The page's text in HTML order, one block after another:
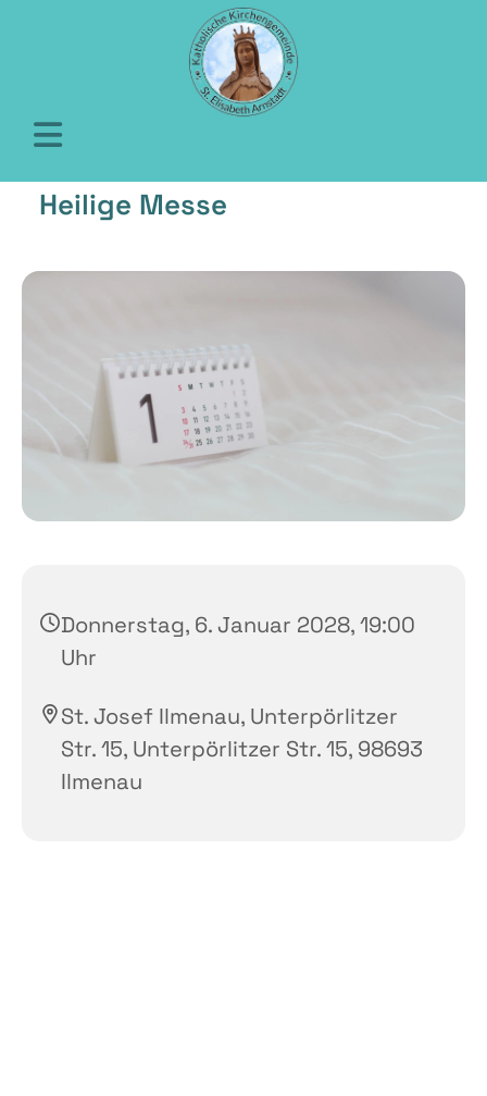
Heilige Messe
Donnerstag, 6. Januar 2028, 19:00
Uhr
St. Josef Ilmenau, Unterpörlitzer
Str. 15, Unterpörlitzer Str. 15, 98693
Ilmenau